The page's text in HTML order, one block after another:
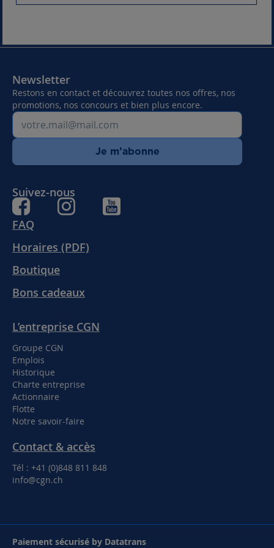
FAQ
Horaires (PDF)
Boutique
Bons cadeaux
L’entreprise CGN
Groupe CGN
Emplois
Historique
Charte entreprise
Actionnaire
Flotte
Notre savoir-faire
Contact & accès
Tél : +41 (0)848 811 848
info@cgn.ch
Newsletter
Restons en contact et découvrez toutes nos offres, nos
promotions, nos concours et bien plus encore.
Je m’abonne
Suivez-nous
Paiement sécurisé by Datatrans